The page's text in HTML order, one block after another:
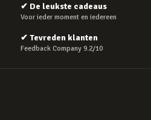
✔ De leukste cadeaus
Voor ieder moment en iedereen
✔ Tevreden klanten
Feedback Company 9.2/10